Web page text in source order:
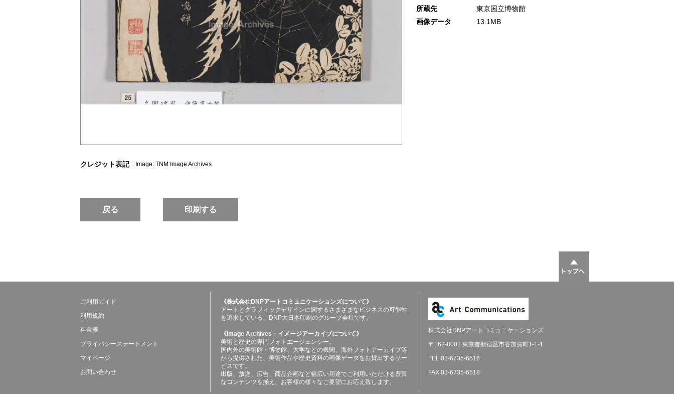
クレジット表記 Image: TNM Image Archives
戻る 印刷する
所蔵先
東京国立博物館
画像データ
13.1MB
ご利用ガイド
利用規約
料金表
プライバシーステートメント
マイページ
お問い合わせ
《株式会社DNPアートコミュニケーションズについて》
アートとグラフィックデザインに関するさまざまなビジネスの可能性
を追求している、DNP大日本印刷のグループ会社です。
《Image Archives－イメージアーカイブについて》
美術と歴史の専門フォトエージェンシー。
国内外の美術館・博物館、大学などの機関、海外フォトアーカイブ等
から提供された、美術作品や歴史資料の画像データをお貸出するサー
ビスです。
出版、放送、広告、商品企画など幅広い用途でご利用いただける豊富
なコンテンツを揃え、お客様の様々なご要望にお応え致します。
株式会社DNPアートコミュニケーションズ
〒162-8001 東京都新宿区市谷加賀町1-1-1
TEL 03-6735-6516
FAX 03-6735-6518